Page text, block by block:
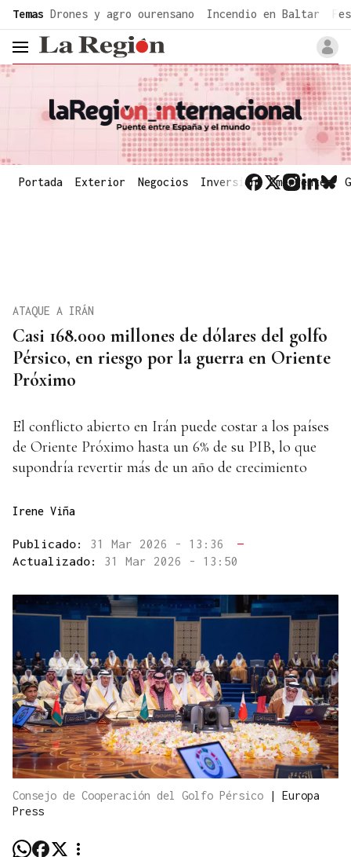
Temas Drones y agro ourensano Incendio en Baltar
header.menu.open
Portada Exterior Negocios Inversión Emergentes
Casi 168.000 millones de dólares del golfo
Pérsico, en riesgo por la guerra en Oriente
Próximo
ATAQUE A IRÁN
El conflicto abierto en Irán puede costar a los países
de Oriente Próximo hasta un 6% de su PIB, lo que
supondría revertir más de un año de crecimiento
Irene Viña
Publicado: 31 Mar 2026 - 13:36
—
Actualizado: 31 Mar 2026 - 13:50
Consejo de Cooperación del Golfo Pérsico | Europa
Press